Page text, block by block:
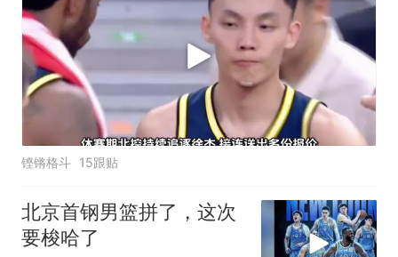
铿锵格斗 15跟贴
北京首钢男篮拼了，这次
要梭哈了